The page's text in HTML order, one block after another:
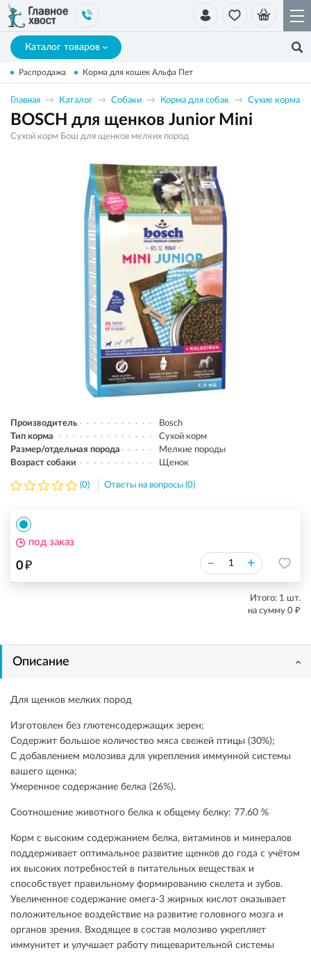
Каталог товаров
Распродажа Корма для кошек Альфа Пет
Главная Каталог Собаки Корма для собак Сухие корма
BOSCH для щенков Junior Mini
Сухой корм Бош для щенков мелких пород
Производитель
Bosch
Тип корма
Сухой корм
Размер/отдельная порода
Мелкие породы
Возраст собаки
Щенок
(0) Ответы на вопросы (0)
0₽ – +
под заказ
Итого: 1 шт.
на сумму 0 ₽
Описание
Для щенков мелких пород
Изготовлен без глютенсодержащих зерен;
Содержит большое количество мяса свежей птицы (30%);
С добавлением молозива для укрепления иммунной системы
вашего щенка;
Умеренное содержание белка (26%).
Соотношение животного белка к общему белку: 77.60 %
Корм с высоким содержанием белка, витаминов и минералов
поддерживает оптимальное развитие щенков до года с учётом
их высоких потребностей в питательных веществах и
способствует правильному формированию скелета и зубов.
Увеличенное содержание омега-3 жирных кислот оказывает
положительное воздействие на развитие головного мозга и
органов зрения. Входящее в состав молозиво укрепляет
иммунитет и улучшает работу пищеварительной системы